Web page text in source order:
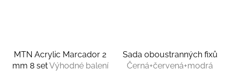
MTN Acrylic Marcador 2
mm 8 setVýhodné balení
Sada oboustranných fixů
Černá+červená+modrá